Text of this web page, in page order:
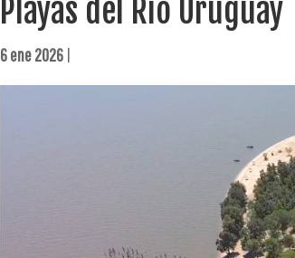
Playas del Río Uruguay
6 ene 2026|